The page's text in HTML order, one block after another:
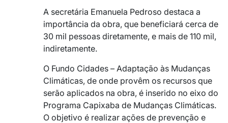
A secretária Emanuela Pedroso destaca a
importância da obra, que beneficiará cerca de
30 mil pessoas diretamente, e mais de 110 mil,
indiretamente.
O Fundo Cidades – Adaptação às Mudanças
Climáticas, de onde provêm os recursos que
serão aplicados na obra, é inserido no eixo do
Programa Capixaba de Mudanças Climáticas.
O objetivo é realizar ações de prevenção e